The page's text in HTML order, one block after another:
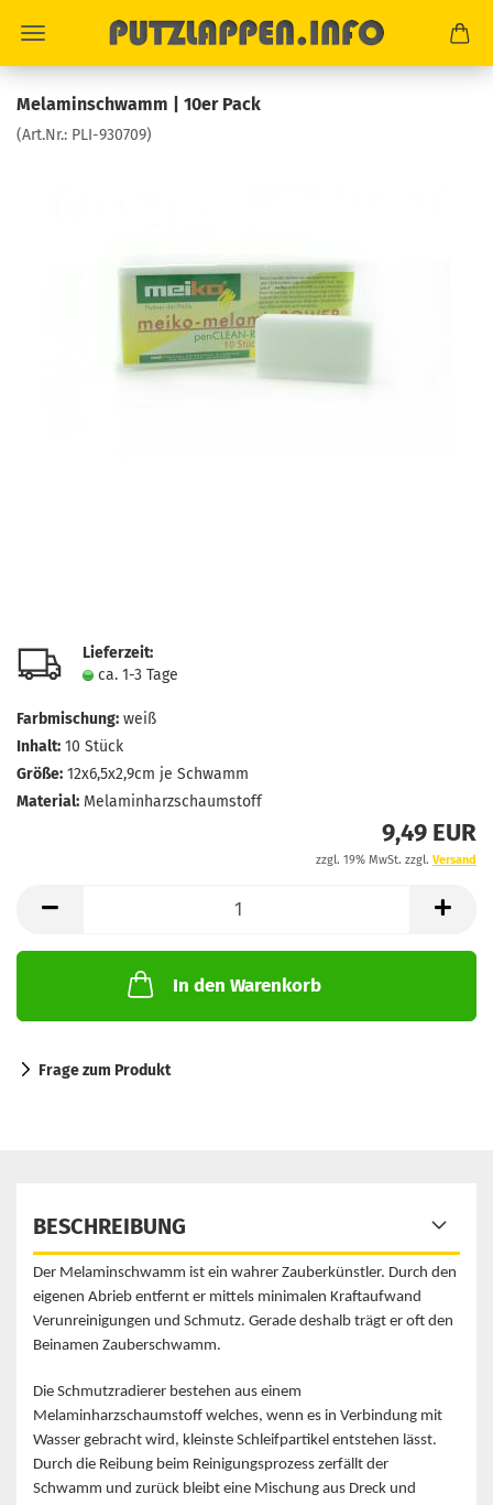
Melaminschwamm | 10er Pack
(Art.Nr.: PLI-930709)
Lieferzeit:
ca. 1-3 Tage
Farbmischung: weiß
Inhalt: 10 Stück
Größe: 12x6,5x2,9cm je Schwamm
Material: Melaminharzschaumstoff
9,49 EUR
zzgl. 19% MwSt. zzgl. Versand
In den Warenkorb
Frage zum Produkt
BESCHREIBUNG
Der Melaminschwamm ist ein wahrer Zauberkünstler. Durch den
eigenen Abrieb entfernt er mittels minimalen Kraftaufwand
Verunreinigungen und Schmutz. Gerade deshalb trägt er oft den
Beinamen Zauberschwamm.
Die Schmutzradierer bestehen aus einem
Melaminharzschaumstoff welches, wenn es in Verbindung mit
Wasser gebracht wird, kleinste Schleifpartikel entstehen lässt.
Durch die Reibung beim Reinigungsprozess zerfällt der
Schwamm und zurück bleibt eine Mischung aus Dreck und